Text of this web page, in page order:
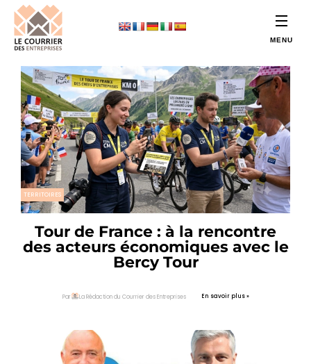
TERRITOIRES
Tour de France : à la rencontre
des acteurs économiques avec le
Bercy Tour
Par La Rédaction du Courrier des Entreprises En savoir plus »